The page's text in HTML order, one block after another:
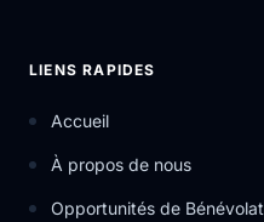
LIENS RAPIDES
Accueil
À propos de nous
Opportunités de Bénévolat